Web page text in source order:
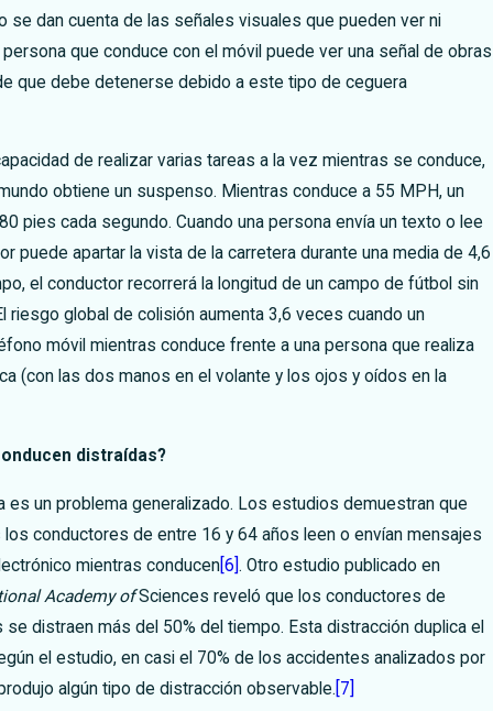
se dan cuenta de las señales visuales que pueden ver ni
que conduce con el móvil puede ver una señal de obras
que debe detenerse debido a este tipo de ceguera
de realizar varias tareas a la vez mientras se conduce,
obtiene un suspenso. Mientras conduce a 55 MPH, un
pies cada segundo. Cuando una persona envía un texto o lee
puede apartar la vista de la carretera durante una media de 4,6
el conductor recorrerá la longitud de un campo de fútbol sin
riesgo global de colisión aumenta 3,6 veces cuando un
móvil mientras conduce frente a una persona que realiza
(con las dos manos en el volante y los ojos y oídos en la
distraídas?
es un problema generalizado. Los estudios demuestran que
conductores de entre 16 y 64 años leen o envían mensajes
mientras conducen [6] . Otro estudio publicado en
Academy ofSciences reveló que los conductores de
distraen más del 50% del tiempo. Esta distracción duplica el
el estudio, en casi el 70% de los accidentes analizados por
algún tipo de distracción observable. [7]